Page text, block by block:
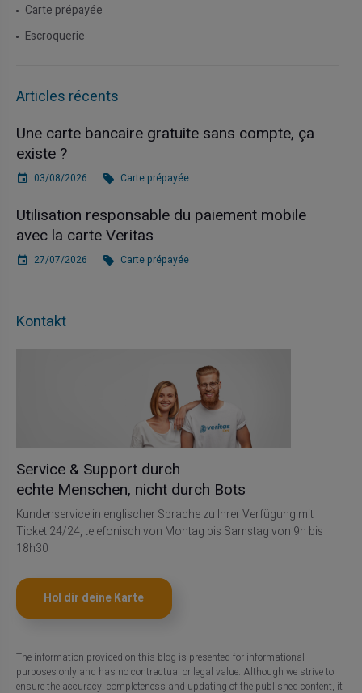
Carte prépayée
Escroquerie
Articles récents
Une carte bancaire gratuite sans compte, ça
existe ?
03/08/2026 Carte prépayée
Utilisation responsable du paiement mobile
avec la carte Veritas
27/07/2026 Carte prépayée
Kontakt
Service & Support durch
echte Menschen, nicht durch Bots
Kundenservice in englischer Sprache zu Ihrer Verfügung mit
Ticket 24/24, telefonisch von Montag bis Samstag von 9h bis
18h30
Hol dir deine Karte
The information provided on this blog is presented for informational
purposes only and has no contractual or legal value. Although we strive to
ensure the accuracy, completeness and updating of the published content, it